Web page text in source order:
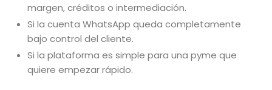
margen, créditos o intermediación.
Si la cuenta WhatsApp queda completamente
bajo control del cliente.
Si la plataforma es simple para una pyme que
quiere empezar rápido.